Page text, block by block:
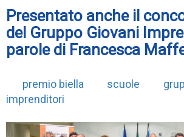
Presentato anche il
del Gruppo Giovani
parole di Francesca
premio biella scuole
imprenditori